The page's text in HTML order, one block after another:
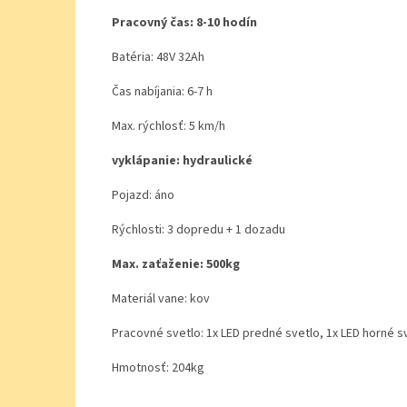
Pracovný čas: 8-10 hodín
Batéria: 48V 32Ah
Čas nabíjania: 6-7 h
Max. rýchlosť: 5 km/h
vyklápanie: hydraulické
Pojazd: áno
Rýchlosti: 3 dopredu + 1 dozadu
Max. zaťaženie: 500kg
Materiál vane: kov
Pracovné svetlo: 1x LED predné svetlo, 1x LED horné
Hmotnosť: 204kg